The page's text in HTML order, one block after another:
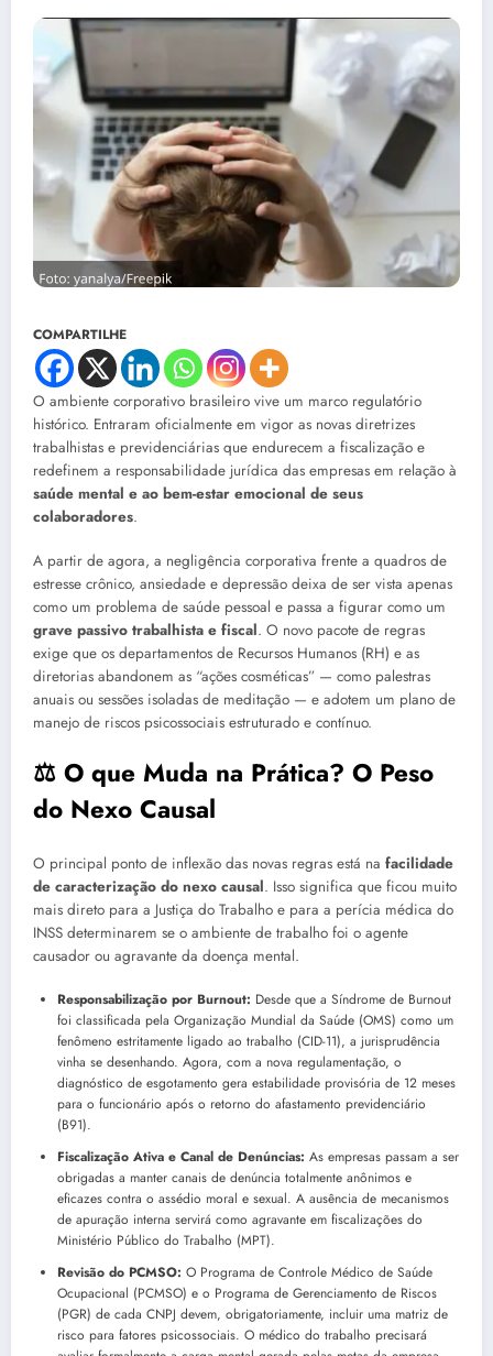
COMPARTILHE
O ambiente corporativo brasileiro vive um marco regulatório
histórico. Entraram oficialmente em vigor as novas diretrizes
trabalhistas e previdenciárias que endurecem a fiscalização e
redefinem a responsabilidade jurídica das empresas em relação à
saúde mental e ao bem-estar emocional de seus
colaboradores.
A partir de agora, a negligência corporativa frente a quadros de
estresse crônico, ansiedade e depressão deixa de ser vista apenas
como um problema de saúde pessoal e passa a figurar como um
grave passivo trabalhista e fiscal. O novo pacote de regras
exige que os departamentos de Recursos Humanos (RH) e as
diretorias abandonem as “ações cosméticas” — como palestras
anuais ou sessões isoladas de meditação — e adotem um plano de
manejo de riscos psicossociais estruturado e contínuo.
⚖️ O que Muda na Prática? O Peso
do Nexo Causal
O principal ponto de inflexão das novas regras está na facilidade
de caracterização do nexo causal. Isso significa que ficou muito
mais direto para a Justiça do Trabalho e para a perícia médica do
INSS determinarem se o ambiente de trabalho foi o agente
causador ou agravante da doença mental.
Responsabilização por Burnout: Desde que a Síndrome de Burnout
foi classificada pela Organização Mundial da Saúde (OMS) como um
fenômeno estritamente ligado ao trabalho (CID-11), a jurisprudência
vinha se desenhando. Agora, com a nova regulamentação, o
diagnóstico de esgotamento gera estabilidade provisória de 12 meses
para o funcionário após o retorno do afastamento previdenciário
(B91).
Fiscalização Ativa e Canal de Denúncias: As empresas passam a ser
obrigadas a manter canais de denúncia totalmente anônimos e
eficazes contra o assédio moral e sexual. A ausência de mecanismos
de apuração interna servirá como agravante em fiscalizações do
Ministério Público do Trabalho (MPT).
Revisão do PCMSO: O Programa de Controle Médico de Saúde
Ocupacional (PCMSO) e o Programa de Gerenciamento de Riscos
(PGR) de cada CNPJ devem, obrigatoriamente, incluir uma matriz de
risco para fatores psicossociais. O médico do trabalho precisará